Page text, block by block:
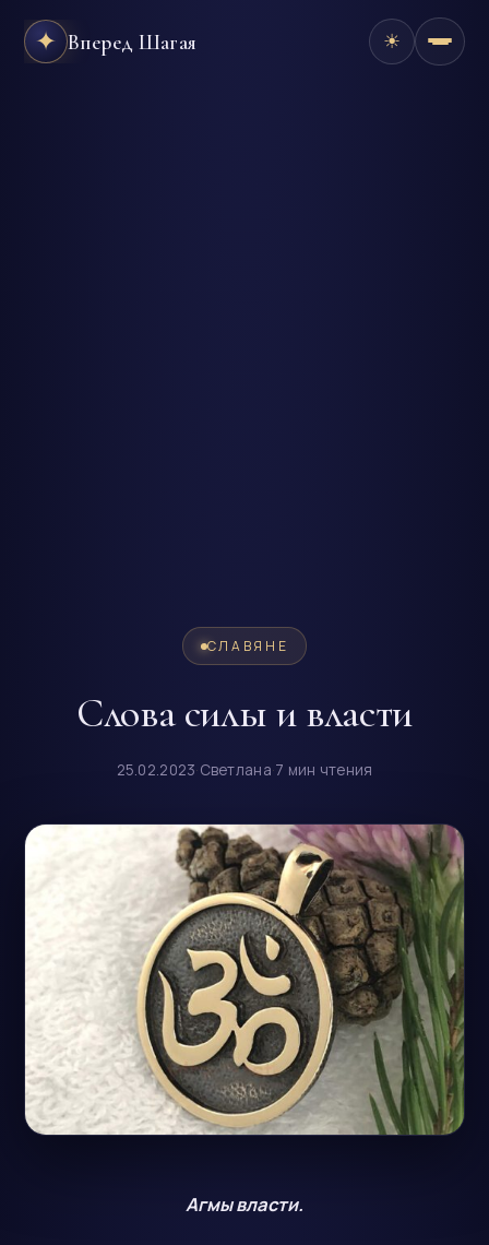
✦ Вперед Шагая ☀
CЛАВЯНЕ
Слова силы и власти
25.02.2023·Светлана·7 мин чтения
Агмы власти.